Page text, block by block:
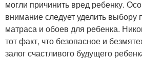
могли причинить вред ребенку.
внимание следует уделить выбору
матраса и обоев для ребенка.
тот факт, что безопасное и
залог счастливого будущего